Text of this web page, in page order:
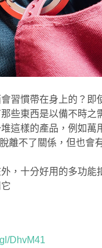
習慣帶在身上的？即
些東西是以備不時之
這樣的產品，例如萬
離不了關係，但也會
，十分好用的多功能
DhvM41